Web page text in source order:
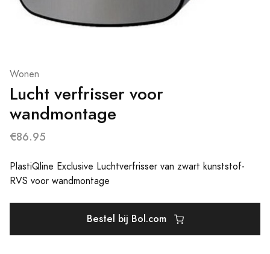
Wonen
Lucht verfrisser voor
wandmontage
€86.95
PlastiQline Exclusive Luchtverfrisser van zwart kunststof-
RVS voor wandmontage
Bestel bij Bol.com